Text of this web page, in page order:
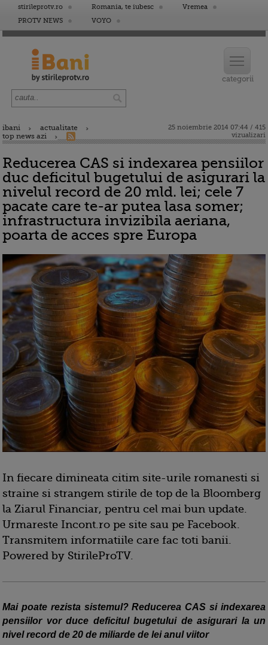
stirileprotv.ro Romania, te iubesc
Vremea
PROTV NEWS
VOYO
ibani
actualitate
top news azi
25 noiembrie 2014 07:44 / 415
vizualizari
Reducerea CAS si indexarea pensiilor
duc deficitul bugetului de asigurari la
nivelul record de 20 mld. lei; cele 7
pacate care te-ar putea lasa somer;
infrastructura invizibila aeriana,
poarta de acces spre Europa
In fiecare dimineata citim site-urile romanesti si
straine si strangem stirile de top de la Bloomberg
la Ziarul Financiar, pentru cel mai bun update.
Urmareste Incont.ro pe site sau pe Facebook.
Transmitem informatiile care fac toti banii.
Powered by StirileProTV.
Mai poate rezista sistemul? Reducerea CAS si indexarea
pensiilor vor duce deficitul bugetului de asigurari la un
nivel record de 20 de miliarde de lei anul viitor